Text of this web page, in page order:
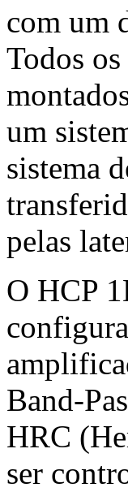
com um
Todos
um
sistema
pelas
O HCP
Band-
HRC
ser